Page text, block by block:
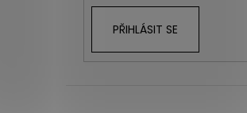
PŘIHLÁSIT SE